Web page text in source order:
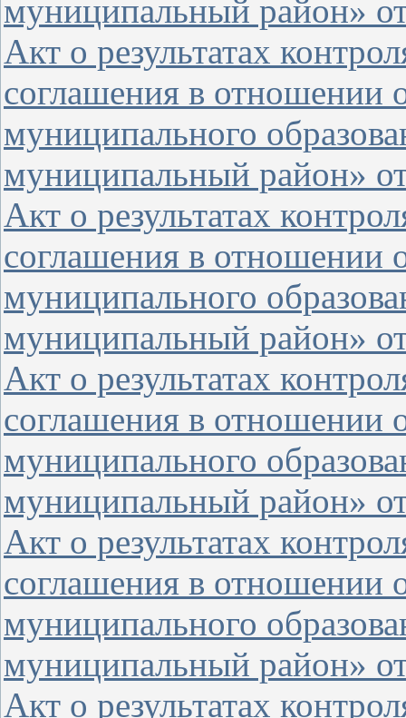
муниципальный район»
Акт о результатах
соглашения в отношении
муниципального
муниципальный район»
Акт о результатах
соглашения в отношении
муниципального
муниципальный район»
Акт о результатах
соглашения в отношении
муниципального
муниципальный район»
Акт о результатах
соглашения в отношении
муниципального
муниципальный район»
Акт о результатах